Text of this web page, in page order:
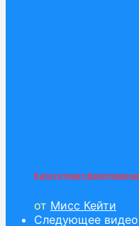
Катя готовит фруктовое
от Мисс Кейти
Следующее видео